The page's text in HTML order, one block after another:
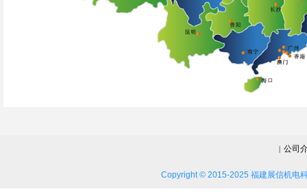
| 公司
Copyright © 2015-2025 福建展信机电